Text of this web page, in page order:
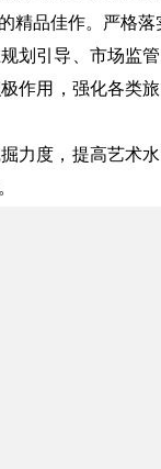
精品佳作。严格
引导、市场监
作用，强化各类
度，提高艺术